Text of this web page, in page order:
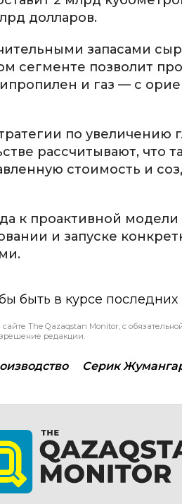
долларов.
запасами
сегменте позволит
и газ — с
по
рассчитывают, что
стоимость и
к проактивной
и запуске
быть в курсе последних
сайте The Qazaqstan Monitor, с
редакции.
Серик